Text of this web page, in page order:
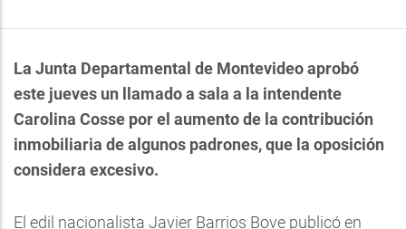
La Junta Departamental de Montevideo aprobó
este jueves un llamado a sala a la intendente
Carolina Cosse por el aumento de la contribución
inmobiliaria de algunos padrones, que la oposición
considera excesivo.
El edil nacionalista Javier Barrios Bove publicó en